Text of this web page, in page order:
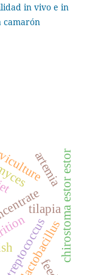
in vivo e in
camarón
tilapia
streptococcus
lactobacilluschirostoma estor estor
artemia